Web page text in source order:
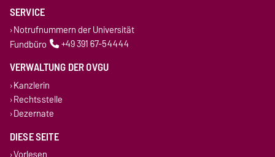
SERVICE
Notrufnummern der Universität
Fundbüro
+49 391 67-54444
VERWALTUNG DER OVGU
Kanzlerin
Rechtsstelle
Dezernate
DIESE SEITE